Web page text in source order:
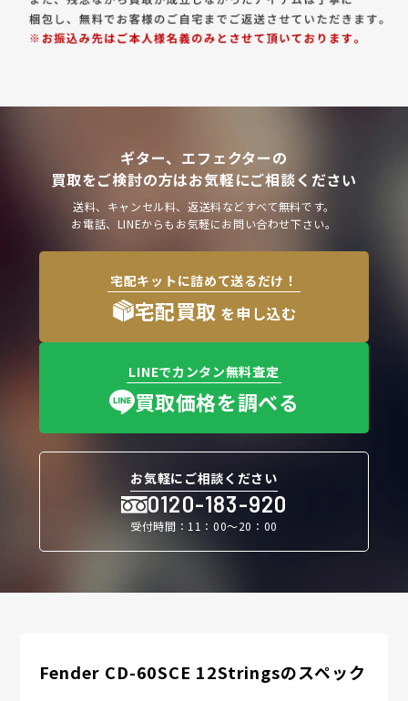
ギター、エフェクターの
買取をご検討の方はお気軽にご相談ください
送料、キャンセル料、返送料などすべて無料です。
お電話、LINEからもお気軽にお問い合わせ下さい。
宅配キットに詰めて送るだけ！
宅配買取 を申し込む
LINEでカンタン無料査定
買取価格を調べる
お気軽にご相談ください
0120-183-920
受付時間：11：00〜20：00
Fender CD-60SCE 12Stringsのスペック